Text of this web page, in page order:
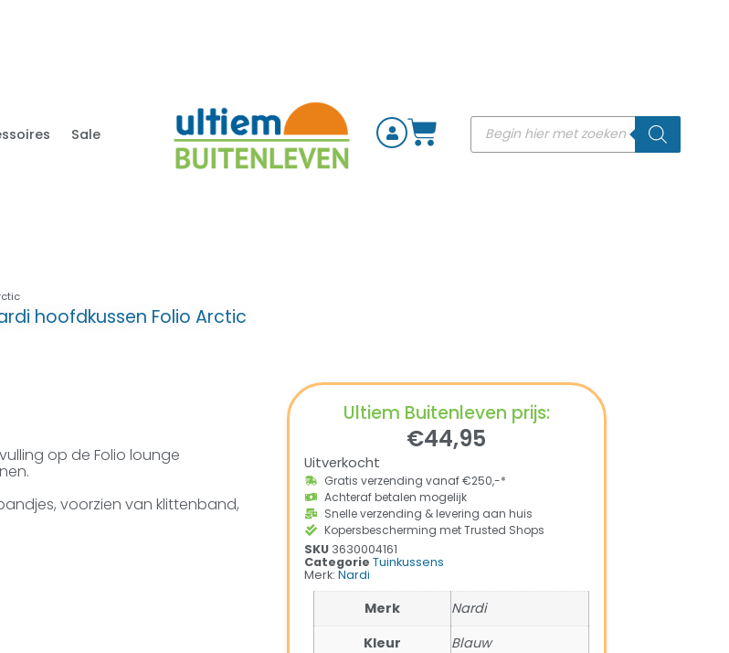
Sale
hoofdkussen Folio Arctic
op de Folio lounge
voorzien van klittenband,
Ultiem Buitenleven prijs:
€44,95
Uitverkocht
Gratis verzending vanaf €250,-*
Achteraf betalen mogelijk
Snelle verzending & levering aan huis
Kopersbescherming met Trusted Shops
SKU 3630004161
Categorie Tuinkussens
Merk: Nardi
Merk
Nardi
Kleur
Blauw